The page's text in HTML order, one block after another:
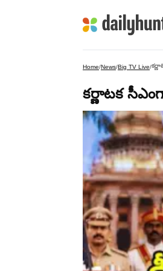
Home/News/Big TV Live/
కర్ణాటక